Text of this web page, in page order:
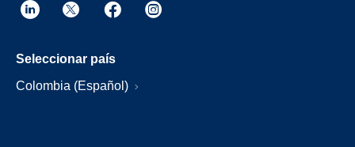
Seleccionar país
Colombia (Español)